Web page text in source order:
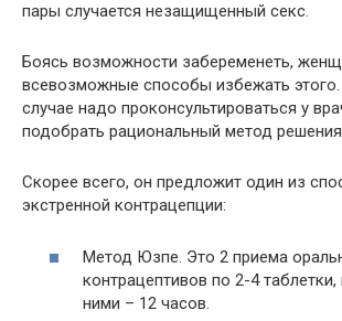
пары случается незащищенный секс.
Боясь возможности забеременеть,
всевозможные способы избежать
случае надо проконсультироваться у
подобрать рациональный метод
Скорее всего, он предложит один из
экстренной контрацепции:
Метод Юзпе. Это 2 приема
контрацептивов по 2-4
ними – 12 часов.